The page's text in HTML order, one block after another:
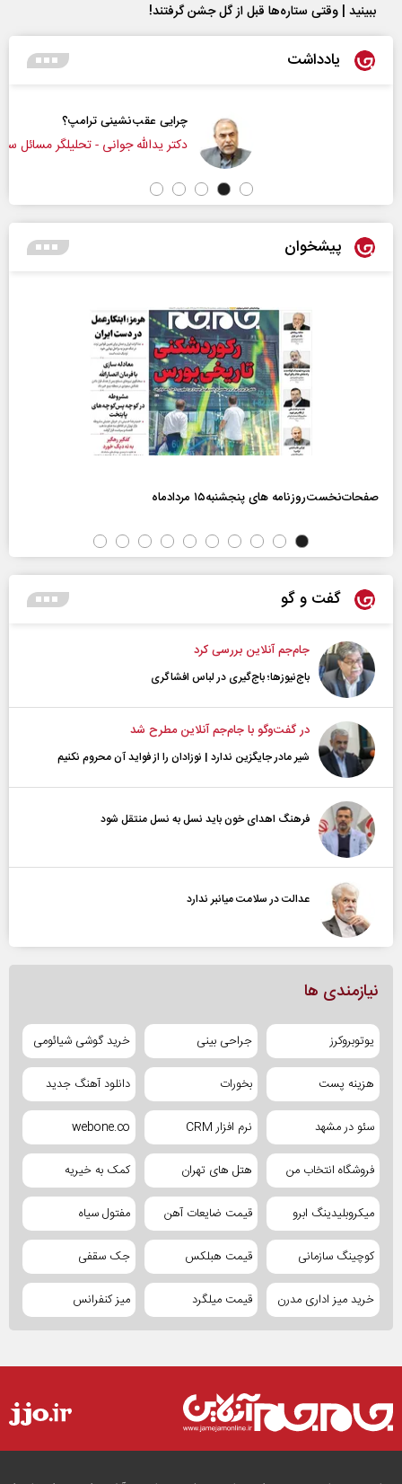
ببینید | وقتی ستاره‌ها قبل از گل جشن گرفتند!
یادداشت
چرایی عقب‌نشینی ترامپ؟
دکتر یدالله جوانی - تحلیلگر مسائل سیاسی
پیشخوان
صفحات‌نخست‌روزنامه ها‌ی پنجشنبه‌۱۵ مردادماه
گفت و گو
جام‌جم آنلاین بررسی کرد
باج‌نیوزها؛ باج‌گیری در لباس افشاگری
در گفت‌و‌گو با جام‌جم آنلاین مطرح شد
شیر مادر جایگزین ندارد | نوزادان را از فواید آن محروم نکنیم
فرهنگ اهدای خون باید نسل به نسل منتقل شود
عدالت در سلامت میانبر ندارد
نیازمندی ها
یوتوبروکرز جراحی بینی خرید گوشی شیائومی
هزینه پست بخورات دانلود آهنگ جدید
سئو در مشهد نرم افزار CRM webone.co
فروشگاه انتخاب من هتل های تهران کمک به خیریه
میکروبلیدینگ ابرو قیمت ضایعات آهن مفتول سیاه
کوچینگ سازمانی قیمت هبلکس جک سقفی
خرید میز اداری مدرن قیمت میلگرد میز کنفرانس